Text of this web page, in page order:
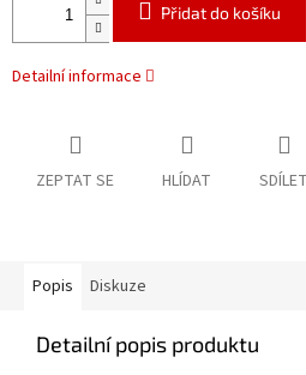
Přidat do košíku
Detailní informace
ZEPTAT SE HLÍDAT SDÍLET
Popis Diskuze
Detailní popis produktu